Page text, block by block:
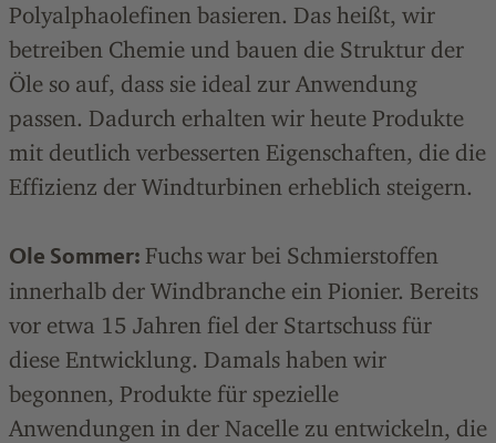
Polyalphaolefinen basieren. Das heißt, wir
betreiben Chemie und bauen die Struktur der
Öle so auf, dass sie ideal zur Anwendung
passen. Dadurch erhalten wir heute Produkte
mit deutlich verbesserten Eigenschaften, die die
Effizienz der Windturbinen erheblich steigern.
Ole Sommer: Fuchswar bei Schmierstoffen
innerhalb der Windbranche ein Pionier. Bereits
vor etwa 15 Jahren fiel der Startschuss für
diese Entwicklung. Damals haben wir
begonnen, Produkte für spezielle
Anwendungen in der Nacelle zu entwickeln, die